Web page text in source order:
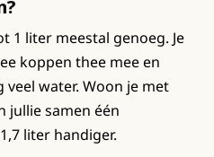
1 liter meestal genoeg. Je
koppen thee mee en
water. Woon je met
jullie samen één
liter handiger.